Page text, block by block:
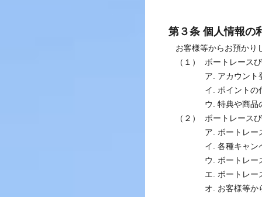
第３条 個人情報の
お客様等からお預かり
（１）
ボートレース
ア. アカウント
イ. ポイントの
ウ. 特典や商品
（２）
ボートレース
ア. ボートレー
イ. 各種キャン
ウ. ボートレー
エ. ボートレー
オ. お客様等か